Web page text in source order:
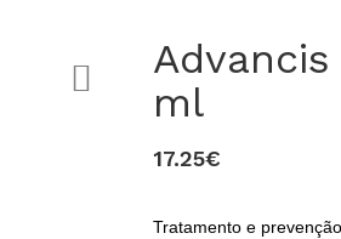
ml
17.25€
Tratamento e